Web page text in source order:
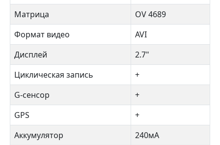
Матрица
OV 4689
Формат видео
AVI
Дисплей
2.7"
Циклическая запись
+
G-сенсор
+
GPS
+
Аккумулятор
240мА